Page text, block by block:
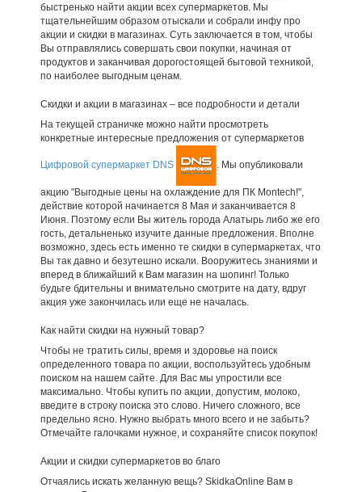
быстренько найти акции всех супермаркетов. Мы
тщательнейшим образом отыскали и собрали инфу про
акции и скидки в магазинах. Суть заключается в том, чтобы
Вы отправлялись совершать свои покупки, начиная от
продуктов и заканчивая дорогостоящей бытовой техникой,
по наиболее выгодным ценам.
Скидки и акции в магазинах – все подробности и детали
На текущей страничке можно найти просмотреть
конкретные интересные предложения от супермаркетов
Цифровой супермаркет DNS . Мы опубликовали
акцию "Выгодные цены на охлаждение для ПК Montech!",
действие которой начинается 8 Мая и заканчивается 8
Июня. Поэтому если Вы житель города Алатырь либо же его
гость, детальненько изучите данные предложения. Вполне
возможно, здесь есть именно те скидки в супермаркетах, что
Вы так давно и безутешно искали. Вооружитесь знаниями и
вперед в ближайший к Вам магазин на шопинг! Только
будьте бдительны и внимательно смотрите на дату, вдруг
акция уже закончилась или еще не началась.
Как найти скидки на нужный товар?
Чтобы не тратить силы, время и здоровье на поиск
определенного товара по акции, воспользуйтесь удобным
поиском на нашем сайте. Для Вас мы упростили все
максимально. Чтобы купить по акции, допустим, молоко,
введите в строку поиска это слово. Ничего сложного, все
предельно ясно. Нужно выбрать много всего и не забыть?
Отмечайте галочками нужное, и сохраняйте список покупок!
Акции и скидки супермаркетов во благо
Отчаялись искать желанную вещь? SkidkaOnline Вам в